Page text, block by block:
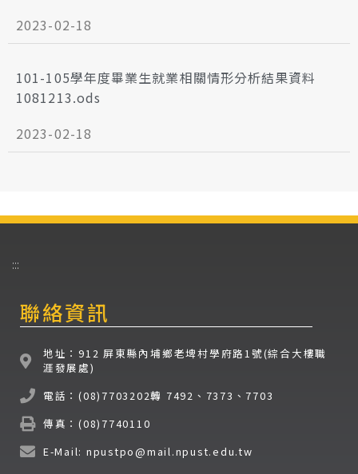
2023-02-18
101-105學年度畢業生就業相關情形分析結果資料
1081213.ods
2023-02-18
:::
聯絡資訊
地址：912 屏東縣內埔鄉老埤村學府路1號(綜合大樓職
涯發展處)
電話：(08)7703202轉 7492、7373、7703
傳真：(08)7740110
E-Mail: npustpo@mail.npust.edu.tw